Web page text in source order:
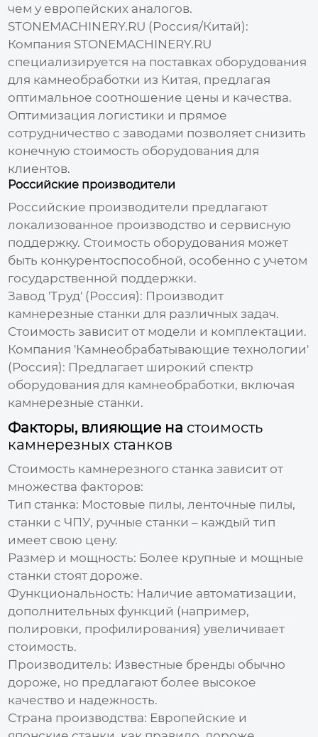
чем у европейских аналогов.
STONEMACHINERY.RU (Россия/Китай):
Компания STONEMACHINERY.RU
специализируется на поставках оборудования
для камнеобработки из Китая, предлагая
оптимальное соотношение цены и качества.
Оптимизация логистики и прямое
сотрудничество с заводами позволяет снизить
конечную стоимость оборудования для
клиентов.
Российские производители
Российские производители предлагают
локализованное производство и сервисную
поддержку. Стоимость оборудования может
быть конкурентоспособной, особенно с учетом
государственной поддержки.
Завод 'Труд' (Россия): Производит
камнерезные станки для различных задач.
Стоимость зависит от модели и комплектации.
Компания 'Камнеобрабатывающие технологии'
(Россия): Предлагает широкий спектр
оборудования для камнеобработки, включая
камнерезные станки.
Факторы, влияющие на стоимость
камнерезных станков
Стоимость камнерезного станка зависит от
множества факторов:
Тип станка: Мостовые пилы, ленточные пилы,
станки с ЧПУ, ручные станки – каждый тип
имеет свою цену.
Размер и мощность: Более крупные и мощные
станки стоят дороже.
Функциональность: Наличие автоматизации,
дополнительных функций (например,
полировки, профилирования) увеличивает
стоимость.
Производитель: Известные бренды обычно
дороже, но предлагают более высокое
качество и надежность.
Страна производства: Европейские и